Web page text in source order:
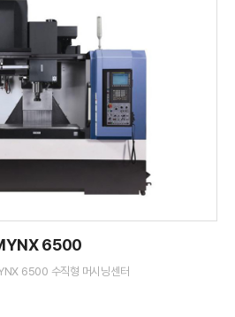
6500
6500 수직형 머시닝센터